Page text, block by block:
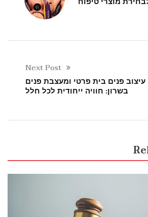
Next Post
עיצוב פנים בית פרטי ומעצבת פנים
בשרון: חוויה ייחודית לכל חלל